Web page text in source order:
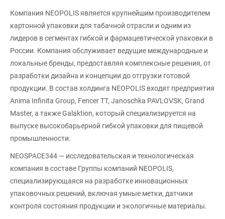
Компания NEOPOLIS является крупнейшим производителем
картонной упаковки для табачной отрасли и одним из
лидеров в сегментах гибкой и фармацевтической упаковки в
России. Компания обслуживает ведущие международные и
локальные бренды, предоставляя комплексные решения, от
разработки дизайна и концепции до отгрузки готовой
продукции. В состав холдинга NEOPOLIS входят предприятия
Anima Infinita Group, Fencer TT, Janoschka PAVLOVSK, Grand
Master, а также Galaktion, который специализируется на
выпуске высокобарьерной гибкой упаковки для пищевой
промышленности.
NEOSPACE344 — исследовательская и технологическая
компания в составе Группы компаний NEOPOLIS,
специализирующаяся на разработке инновационных
упаковочных решений, включая умные метки, датчики
контроля состояния продукции и экологичные материалы.